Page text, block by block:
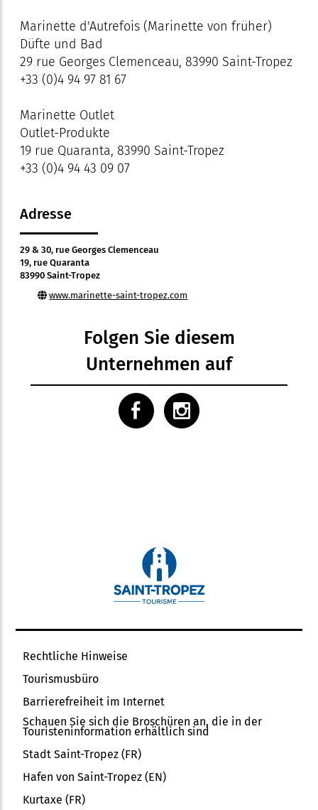
Marinette d'Autrefois (Marinette von früher)
Düfte und Bad
29 rue Georges Clemenceau, 83990 Saint-Tropez
+33 (0)4 94 97 81 67
Marinette Outlet
Outlet-Produkte
19 rue Quaranta, 83990 Saint-Tropez
+33 (0)4 94 43 09 07
Adresse
29 & 30, rue Georges Clemenceau
19, rue Quaranta
83990 Saint-Tropez
www.marinette-saint-tropez.com
Folgen Sie diesem
Unternehmen auf
Rechtliche Hinweise
Tourismusbüro
Barrierefreiheit im Internet
Schauen Sie sich die Broschüren an, die in der
Touristeninformation erhältlich sind
Stadt Saint-Tropez (FR)
Hafen von Saint-Tropez (EN)
Kurtaxe (FR)